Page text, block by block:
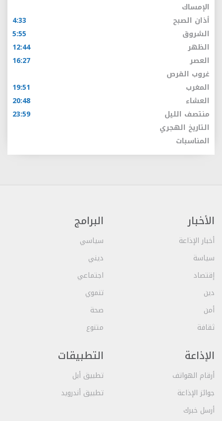
الإمساك
أذان الصبح
4:33
الشروق
5:55
الظهر
12:44
العصر
16:27
غروب القرص
المغرب
19:51
العشاء
20:48
منتصف الليل
23:59
التاريخ الهجري
المناسبات
الأخبار
أخبار الإذاعة
سياسة
إقتصاد
دين
أمن
ثقافة
البرامج
سياسي
ديني
اجتماعي
تنموي
صحة
متنوع
الإذاعة
أرقام الهواتف
جوائز الإذاعة
أرسل خبرك
التطبيقات
تطبيق أبل
تطبيق أندرويد